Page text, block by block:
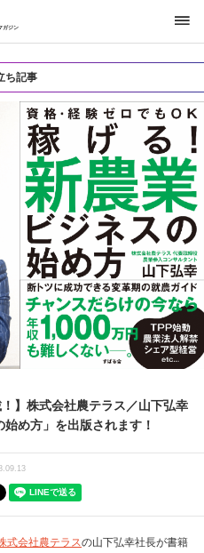
ガジン
ち記事
】株式会社農テラス／山下弘幸
め方」を出版されます！
式会社農テラスの山下弘幸社長が書籍